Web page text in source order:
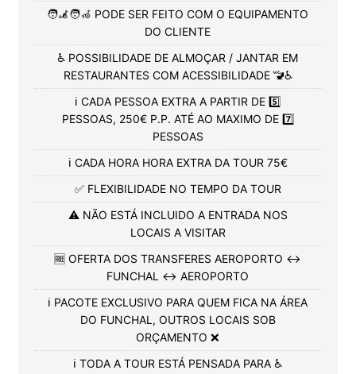
🧑‍🦼🧑‍🦽 PODE SER FEITO COM O EQUIPAMENTO
DO CLIENTE
♿ POSSIBILIDADE DE ALMOÇAR / JANTAR EM
RESTAURANTES COM ACESSIBILIDADE 🚾♿
ℹ️ CADA PESSOA EXTRA A PARTIR DE 5️⃣
PESSOAS, 250€ P.P. ATÉ AO MAXIMO DE 7️⃣
PESSOAS
ℹ️ CADA HORA HORA EXTRA DA TOUR 75€
✅ FLEXIBILIDADE NO TEMPO DA TOUR
⚠️ NÃO ESTÁ INCLUIDO A ENTRADA NOS
LOCAIS A VISITAR
🆓 OFERTA DOS TRANSFERES AEROPORTO ↔️
FUNCHAL ↔️ AEROPORTO
ℹ️ PACOTE EXCLUSIVO PARA QUEM FICA NA ÁREA
DO FUNCHAL, OUTROS LOCAIS SOB
ORÇAMENTO ❌
ℹ️ TODA A TOUR ESTÁ PENSADA PARA ♿